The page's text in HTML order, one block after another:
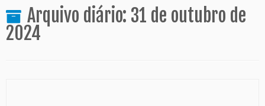
Arquivo diário: 31 de outubro de
2024